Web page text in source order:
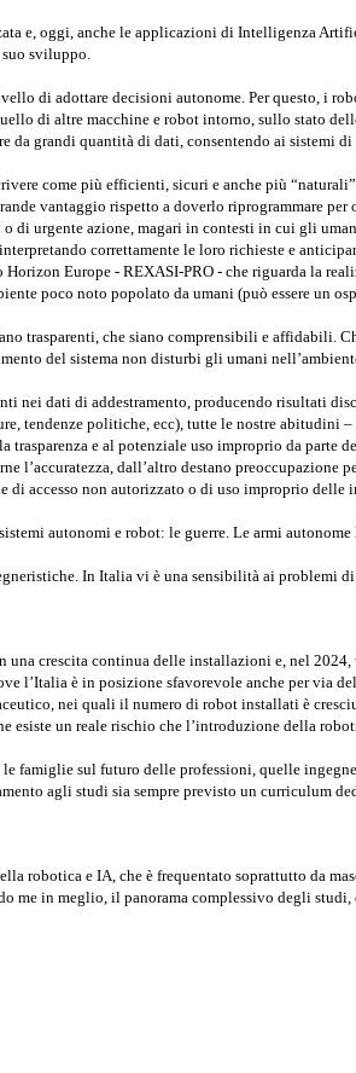
e, oggi, anche le applicazioni di Intelligenza
sviluppo.
di adottare decisioni autonome. Per questo, i
di altre macchine e robot intorno, sullo stato
da grandi quantità di dati, consentendo ai sistemi
come più efficienti, sicuri e anche più
vantaggio rispetto a doverlo riprogrammare
di urgente azione, magari in contesti in cui gli
correttamente le loro richieste e
Europe - REXASI-PRO - che riguarda la
poco noto popolato da umani (può essere un
trasparenti, che siano comprensibili e affidabili.
del sistema non disturbi gli umani
nei dati di addestramento, producendo risultati
tendenze politiche, ecc), tutte le nostre abitudini
e al potenziale uso improprio da parte
l’accuratezza, dall’altro destano
accesso non autorizzato o di uso improprio
autonomi e robot: le guerre. Le armi
In Italia vi è una sensibilità ai problemi
crescita continua delle installazioni e, nel
l’Italia è in posizione sfavorevole anche per
nei quali il numero di robot installati è
un reale rischio che l’introduzione della
famiglie sul futuro delle professioni, quelle
agli studi sia sempre previsto un curriculum
robotica e IA, che è frequentato soprattutto da
me in meglio, il panorama complessivo degli